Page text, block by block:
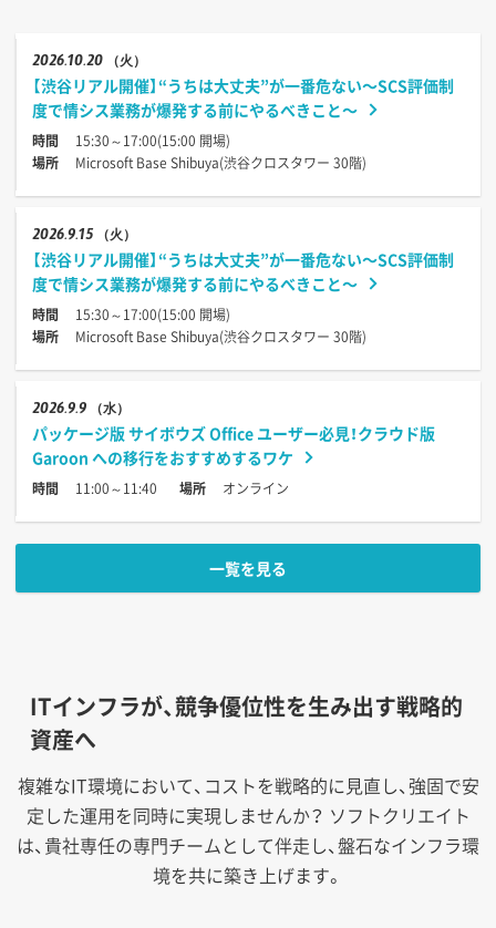
202610.20 （火）
【渋谷リアル開催】“うちは大丈夫”が一番危ない〜SCS評価制
度で情シス業務が爆発する前にやるべきこと〜
時間
15:30～17:00(15:00 開場)
場所
Microsoft Base Shibuya(渋谷クロスタワー 30階)
20269.15 （火）
【渋谷リアル開催】“うちは大丈夫”が一番危ない〜SCS評価制
度で情シス業務が爆発する前にやるべきこと〜
時間
15:30～17:00(15:00 開場)
場所
Microsoft Base Shibuya(渋谷クロスタワー 30階)
20269.9 （水）
パッケージ版 サイボウズ Office ユーザー必見！クラウド版
Garoon への移行をおすすめするワケ
時間 11:00～11:40 場所 オンライン
一覧を見る
ITインフラが、競争優位性を生み出す戦略的
資産へ
複雑なIT環境において、コストを戦略的に見直し、強固で安
定した運用を同時に実現しませんか？ ソフトクリエイト
は、貴社専任の専門チームとして伴走し、盤石なインフラ環
境を共に築き上げます。